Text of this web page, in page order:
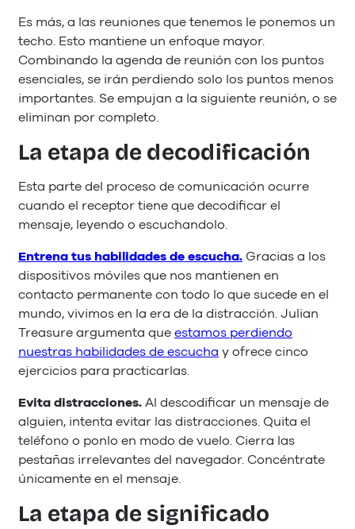
Es más, a las reuniones que tenemos le ponemos un
techo. Esto mantiene un enfoque mayor.
Combinando la agenda de reunión con los puntos
esenciales, se irán perdiendo solo los puntos menos
importantes. Se empujan a la siguiente reunión, o se
eliminan por completo.
La etapa de decodificación
Esta parte del proceso de comunicación ocurre
cuando el receptor tiene que decodificar el
mensaje, leyendo o escuchandolo.
Entrena tus habilidades de escucha. Gracias a los
dispositivos móviles que nos mantienen en
contacto permanente con todo lo que sucede en el
mundo, vivimos en la era de la distracción. Julian
Treasure argumenta queestamos perdiendo
nuestras habilidades de escucha y ofrece cinco
ejercicios para practicarlas.
Evita distracciones.Al descodificar un mensaje de
alguien, intenta evitar las distracciones. Quita el
teléfono o ponlo en modo de vuelo. Cierra las
pestañas irrelevantes del navegador. Concéntrate
únicamente en el mensaje.
La etapa de significado